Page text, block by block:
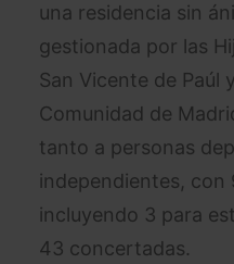
una residencia sin
gestionada por las
San Vicente de Paúl
Comunidad de
tanto a personas
independientes, con
incluyendo 3 para
43 concertadas.